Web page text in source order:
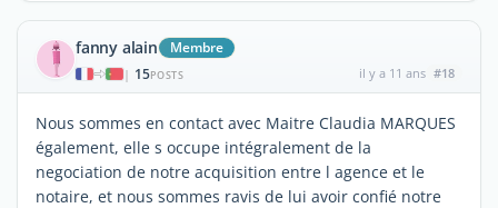
fanny alain Membre
| 15POSTS il y a 11 ans #18
Nous sommes en contact avec Maitre Claudia MARQUES
également, elle s occupe intégralement de la
negociation de notre acquisition entre l agence et le
notaire, et nous sommes ravis de lui avoir confié notre